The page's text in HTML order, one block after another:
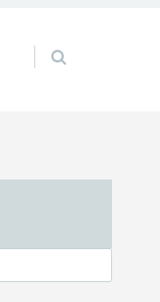
Pular para o conteúdo